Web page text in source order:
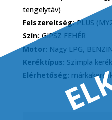
tengelytáv)
Felszereltség:PLUS
Szín:GIPSZ FEHÉR
Motor: Nagy LPG,
Keréktípus: Szimpla kerék
Elérhetőség: